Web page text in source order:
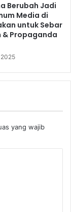
Berubah Jadi
Media di
untuk Sebar
& Propaganda
yang wajib